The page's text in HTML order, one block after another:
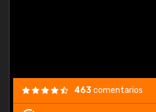
463comentarios